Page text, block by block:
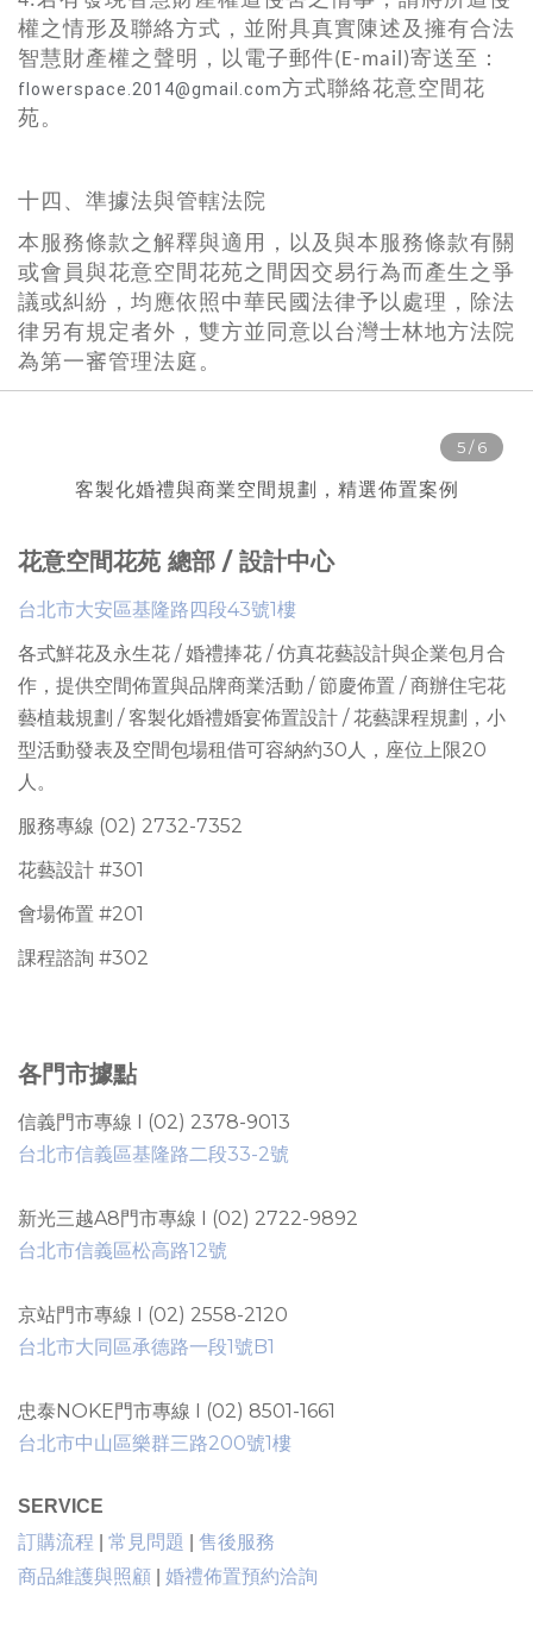
權之情形及聯絡方式，並附具真實陳述及擁有合法
智慧財產權之聲明，以電子郵件(E-mail)寄送至：
flowerspace.2014@gmail.com方式聯絡花意空間花
苑。
十四、準據法與管轄法院
本服務條款之解釋與適用，以及與本服務條款有關
或會員與花意空間花苑之間因交易行為而產生之爭
議或糾紛，均應依照中華民國法律予以處理，除法
律另有規定者外，雙方並同意以台灣士林地方法院
為第一審管理法庭。
客製化婚禮與商業空間規劃，精選佈置案例
花意空間花苑 總部 / 設計中心
台北市大安區基隆路四段43號1樓
各式鮮花及永生花 / 婚禮捧花 / 仿真花藝設計與企業包月合
作，提供空間佈置與品牌商業活動 / 節慶佈置 / 商辦住宅花
藝植栽規劃 / 客製化婚禮婚宴佈置設計 / 花藝課程規劃 ， 小
型活動發表及空間包場租借可容納約30人 ，座位上限20
人。
服務專線 (02) 2732-7352
花藝設計 #301
會場佈置 #201
課程諮詢 #302
各門市據點
信義門市專線 I (02) 2378-9013
台北市信義區基隆路二段33-2號
新光三越A8門市專線 I (02) 2722-9892
台北市信義區松高路12號
京站門市專線 I (02) 2558-2120
台北市大同區承德路一段1號B1
忠泰NOKE門市專線 I (02) 8501-1661
台北市中山區樂群三路200號1樓
SERVICE
訂購流程
常見問題 售後服務
商品維護與照顧 婚禮佈置預約洽詢